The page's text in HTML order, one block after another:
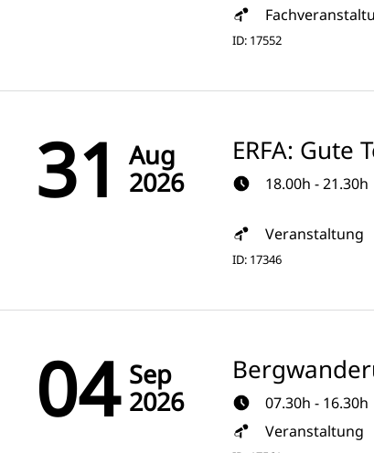
ID: 17552
31
Aug
2026
ERFA: Gute
18.00h - 21.30h
Veranstaltung
ID: 17346
04 Sep
2026
07.30h - 16.30h
Veranstaltung